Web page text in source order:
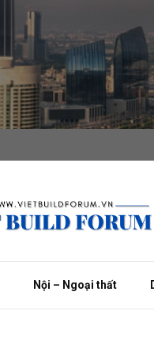
Nội – Ngoại thất